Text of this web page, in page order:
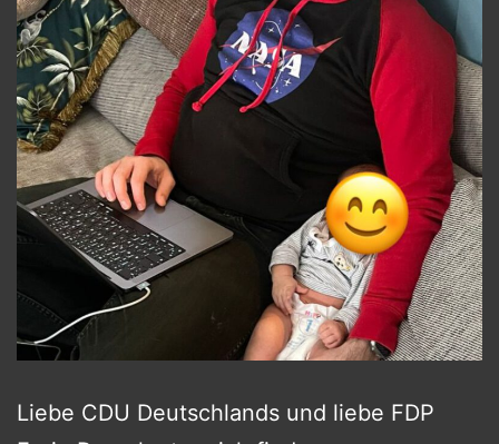
Liebe CDU Deutschlands und liebe FDP